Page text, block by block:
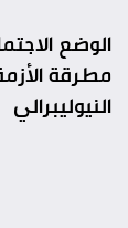
الوضع
مطرقة
النيوليبرالي